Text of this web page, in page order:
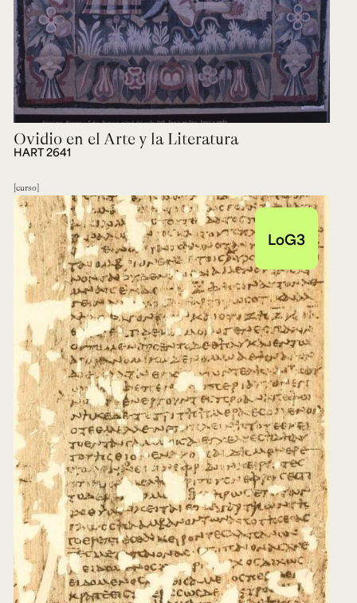
Ovidio en el Arte y la Literatura
HART 2641
curso
LoG3